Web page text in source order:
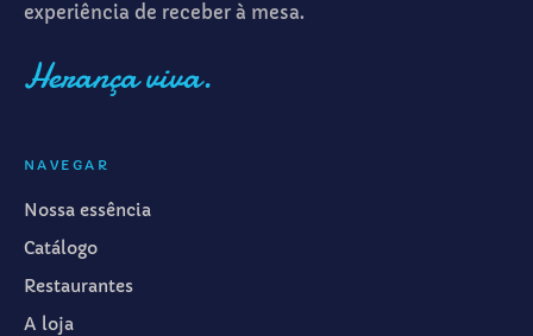
experiência de receber à mesa.
Herança viva.
NAVEGAR
Nossa essência
Catálogo
Restaurantes
A loja